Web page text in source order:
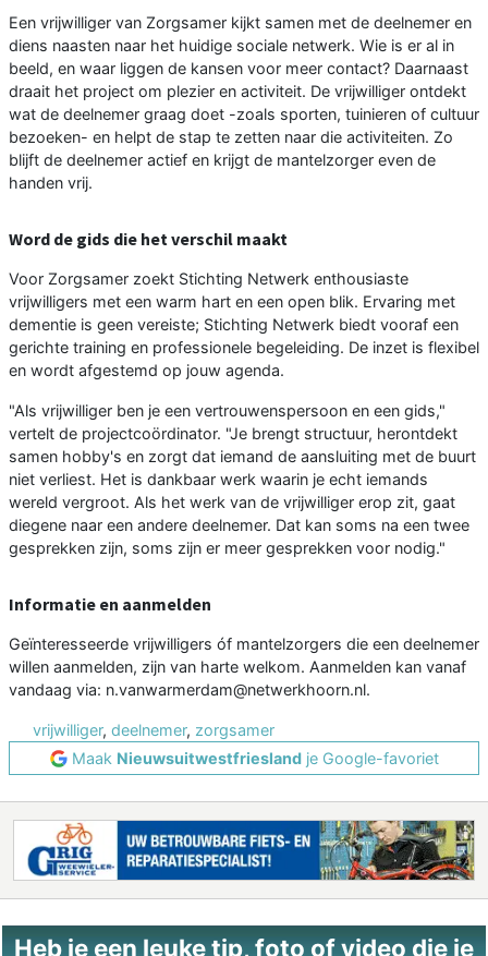
Een vrijwilliger van Zorgsamer kijkt samen met de deelnemer en
diens naasten naar het huidige sociale netwerk. Wie is er al in
beeld, en waar liggen de kansen voor meer contact? Daarnaast
draait het project om plezier en activiteit. De vrijwilliger ontdekt
wat de deelnemer graag doet -zoals sporten, tuinieren of cultuur
bezoeken- en helpt de stap te zetten naar die activiteiten. Zo
blijft de deelnemer actief en krijgt de mantelzorger even de
handen vrij.
Word de gids die het verschil maakt
Voor Zorgsamer zoekt Stichting Netwerk enthousiaste
vrijwilligers met een warm hart en een open blik. Ervaring met
dementie is geen vereiste; Stichting Netwerk biedt vooraf een
gerichte training en professionele begeleiding. De inzet is flexibel
en wordt afgestemd op jouw agenda.
"Als vrijwilliger ben je een vertrouwenspersoon en een gids,"
vertelt de projectcoördinator. "Je brengt structuur, herontdekt
samen hobby's en zorgt dat iemand de aansluiting met de buurt
niet verliest. Het is dankbaar werk waarin je echt iemands
wereld vergroot. Als het werk van de vrijwilliger erop zit, gaat
diegene naar een andere deelnemer. Dat kan soms na een twee
gesprekken zijn, soms zijn er meer gesprekken voor nodig."
Informatie en aanmelden
Geïnteresseerde vrijwilligers óf mantelzorgers die een deelnemer
willen aanmelden, zijn van harte welkom. Aanmelden kan vanaf
vandaag via: n.vanwarmerdam@netwerkhoorn.nl.
vrijwilliger, deelnemer, zorgsamer
Maak Nieuwsuitwestfrieslandje Google-favoriet
Heb je een leuke tip, foto of video die je